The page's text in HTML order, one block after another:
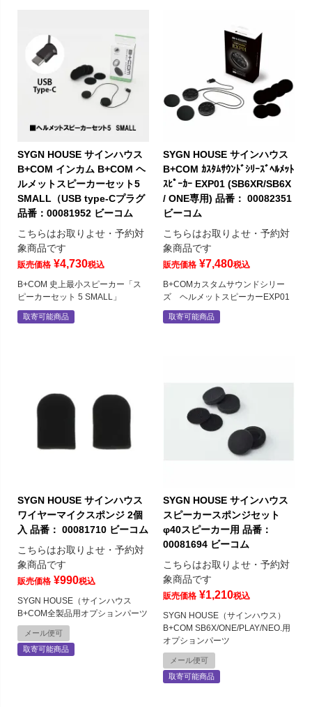
SYGN HOUSE サインハウス
B+COM インカム B+COM ヘ
ルメットスピーカーセット5
SMALL（USB type-Cプラグ
品番：00081952 ビーコム
こちらはお取りよせ・予約対
象商品です
販売価格 ¥4,730税込
B+COM 史上最小スピーカー「ス
ピーカーセット 5 SMALL」
取寄可能商品
SYGN HOUSE サインハウス
B+COM ｶｽﾀﾑｻｳﾝﾄﾞｼﾘｰｽﾞﾍﾙﾒｯﾄ
ｽﾋﾟｰｶｰ EXP01 (SB6XR/SB6X
/ ONE専用) 品番： 00082351
ビーコム
こちらはお取りよせ・予約対
象商品です
販売価格 ¥7,480税込
B+COMカスタムサウンドシリー
ズ ヘルメットスピーカーEXP01
取寄可能商品
SYGN HOUSE サインハウス
ワイヤーマイクスポンジ 2個
入 品番： 00081710 ビーコム
こちらはお取りよせ・予約対
象商品です
販売価格 ¥990税込
SYGN HOUSE（サインハウス
B+COM全製品用オプションパーツ
メール便可
取寄可能商品
SYGN HOUSE サインハウス
スピーカースポンジセット
φ40スピーカー用 品番：
00081694 ビーコム
こちらはお取りよせ・予約対
象商品です
販売価格 ¥1,210税込
SYGN HOUSE（サインハウス）
B+COM SB6X/ONE/PLAY/NEO.用
オプションパーツ
メール便可
取寄可能商品